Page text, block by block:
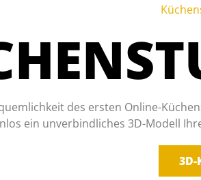
des ersten Online-
ein unverbindliches 3D-Modell
3D-